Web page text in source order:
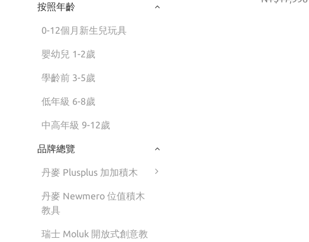
按照年齡
0-12個月新生兒玩具
嬰幼兒 1-2歲
學齡前 3-5歲
低年級 6-8歲
中高年級 9-12歲
品牌總覽
丹麥 Plusplus 加加積木
丹麥 Newmero 位值積木
教具
瑞士 Moluk 開放式創意教